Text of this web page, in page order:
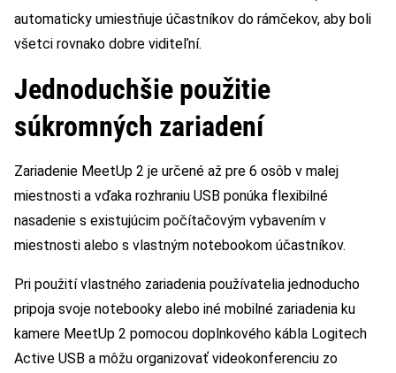
automaticky umiestňuje účastníkov do rámčekov, aby boli
všetci rovnako dobre viditeľní.
Jednoduchšie použitie
súkromných zariadení
Zariadenie MeetUp 2 je určené až pre 6 osôb v malej
miestnosti a vďaka rozhraniu USB ponúka flexibilné
nasadenie s existujúcim počítačovým vybavením v
miestnosti alebo s vlastným notebookom účastníkov.
Pri použití vlastného zariadenia používatelia jednoducho
pripoja svoje notebooky alebo iné mobilné zariadenia ku
kamere MeetUp 2 pomocou doplnkového kábla Logitech
Active USB a môžu organizovať videokonferenciu zo